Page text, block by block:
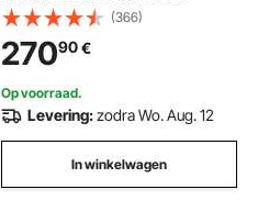
Thermometer 40mK
Thermografiecamera -20-550°C
Thermische camera Identificatie
van wilde dieren Elektrische
hotspots Ontbrekende isolatie
(366)
27090€
Op voorraad.
Levering:zodra Wo. Aug. 12
In winkelwagen